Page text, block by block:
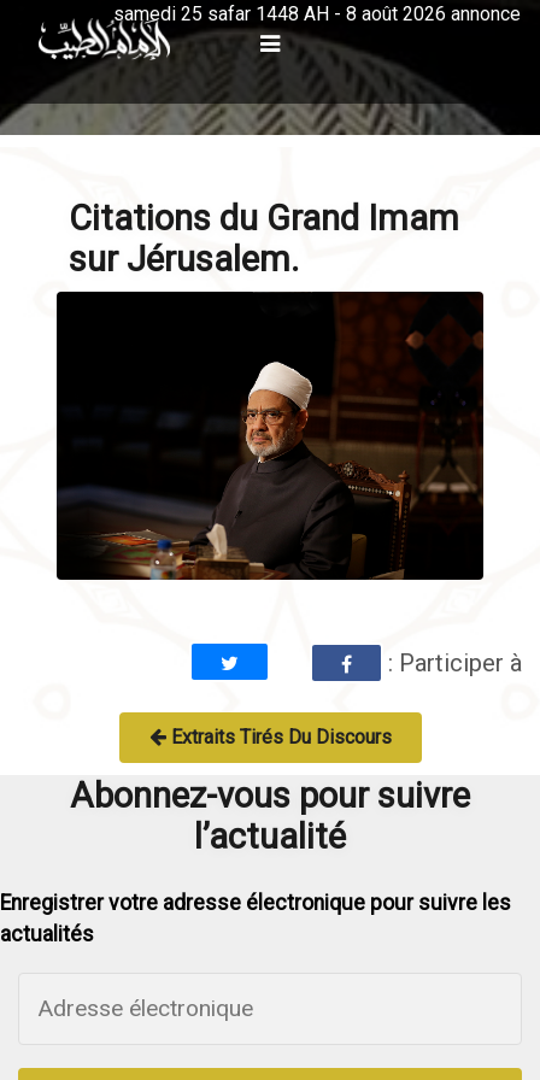
samedi 25 safar 1448 AH - 8 août 2026 annonce
Citations du Grand Imam
sur Jérusalem.
: Participer à
Extraits Tirés Du Discours
Abonnez-vous pour suivre
l’actualité
Enregistrer votre adresse électronique pour suivre les
actualités